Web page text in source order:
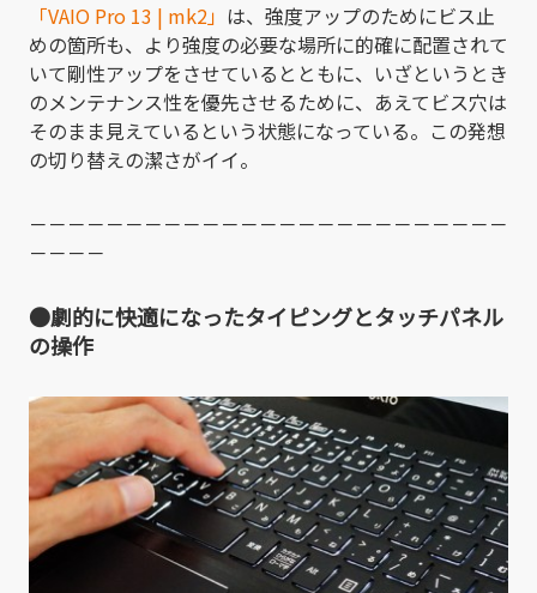
「VAIO Pro 13 | mk2」 は、強度アップのためにビス止
めの箇所も、より強度の必要な場所に的確に配置されて
いて剛性アップをさせているとともに、いざというとき
のメンテナンス性を優先させるために、あえてビス穴は
そのまま見えているという状態になっている。この発想
の切り替えの潔さがイイ。
－－－－－－－－－－－－－－－－－－－－－－－－－
－－－－
●劇的に快適になったタイピングとタッチパネル
の操作